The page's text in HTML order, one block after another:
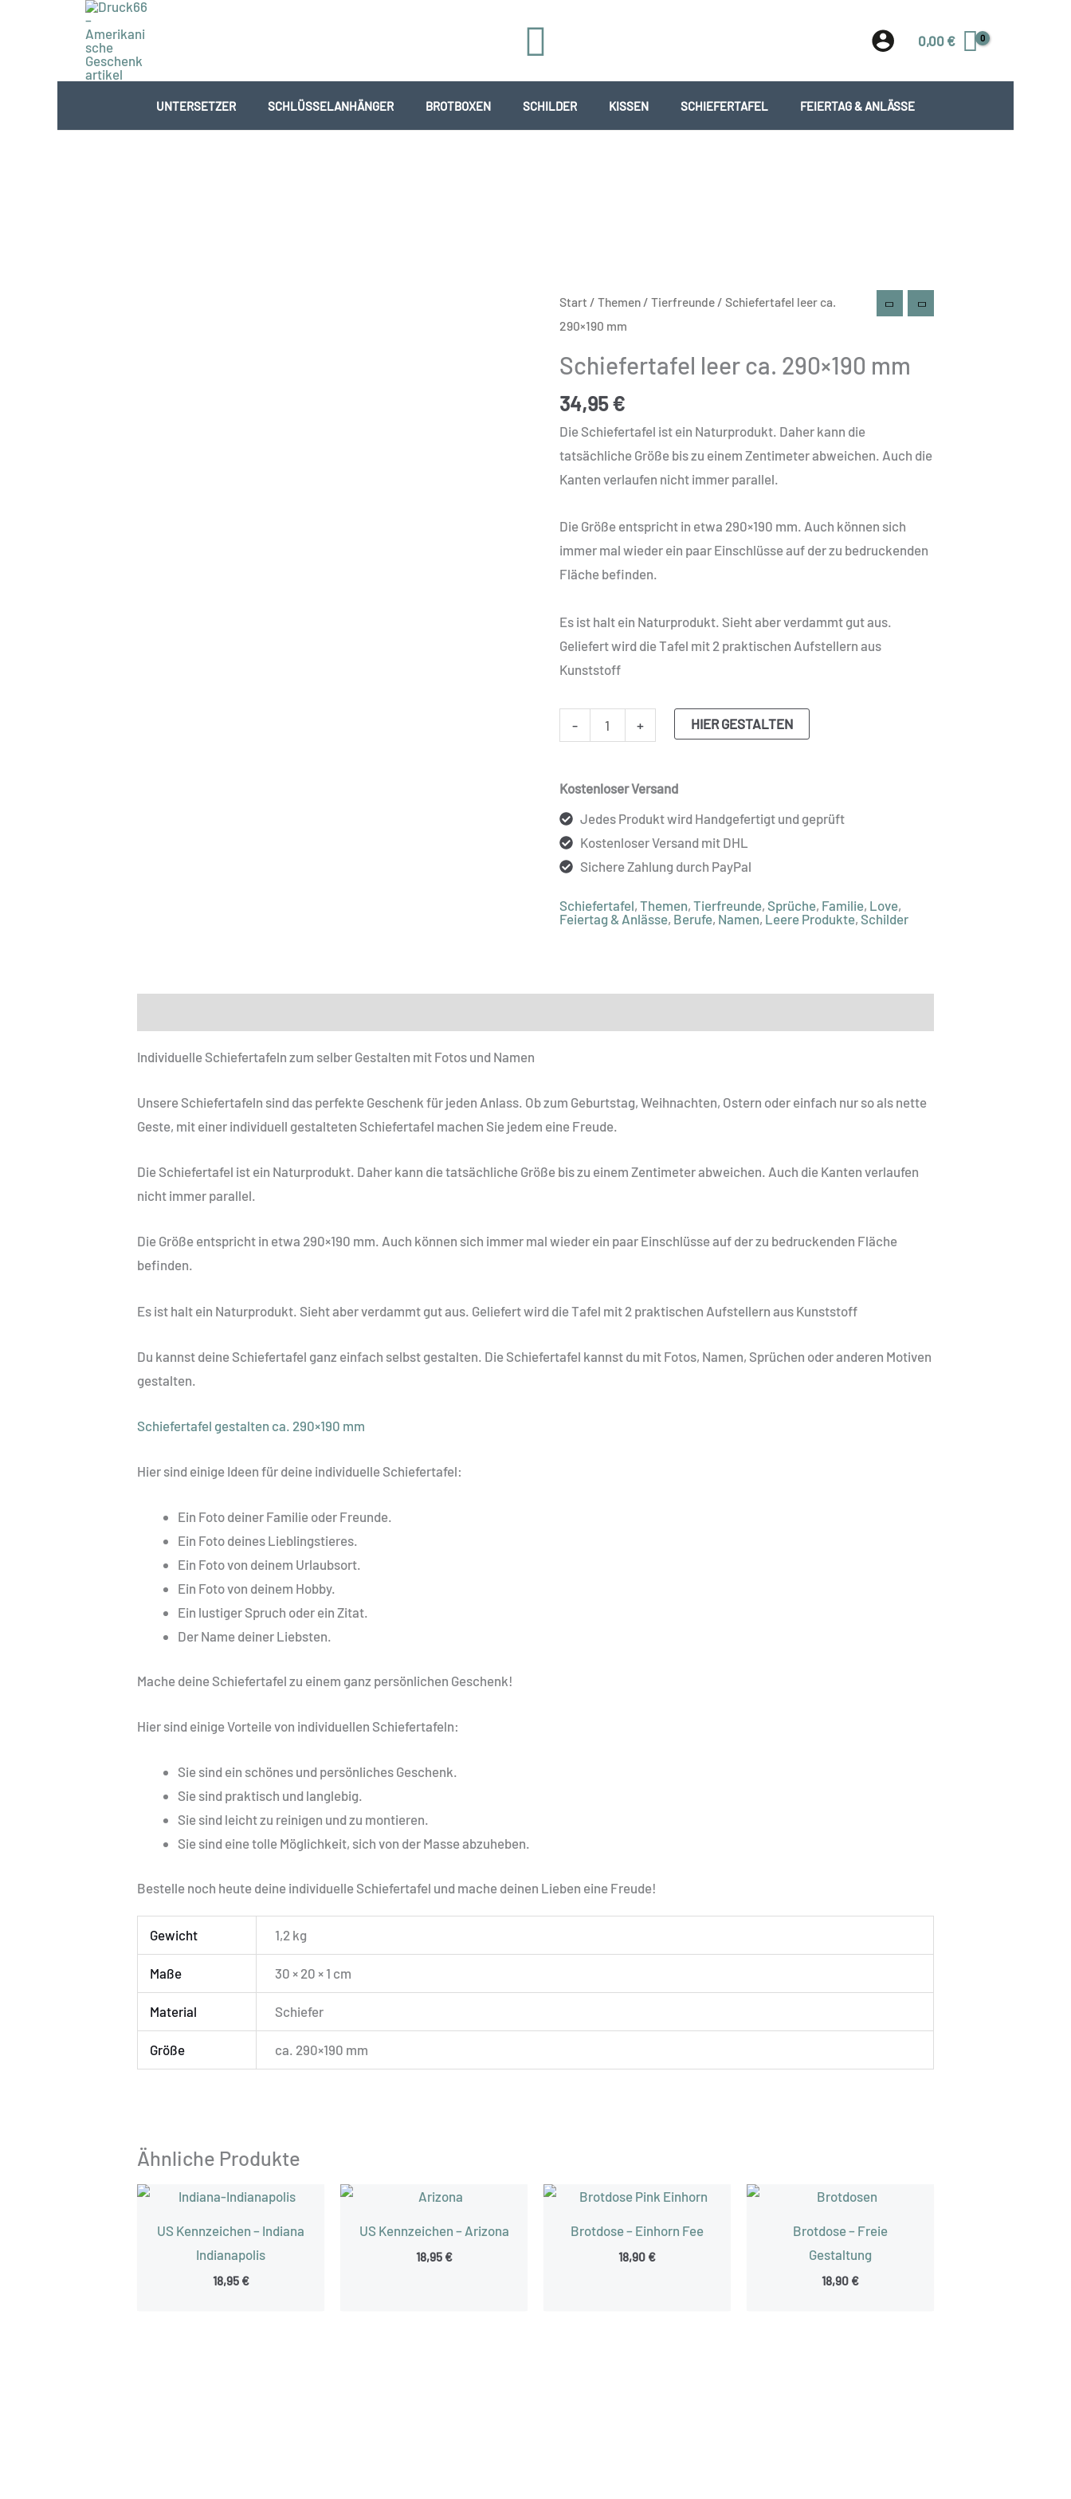
0,00 €
UNTERSETZER SCHLÜSSELANHÄNGER BROTBOXEN SCHILDER KISSEN SCHIEFERTAFEL FEIERTAG & ANLÄSSE
Start / Themen / Tierfreunde / Schiefertafel leer ca.
290×190 mm
Schiefertafel leer ca. 290×190 mm
34,95€
Die Schiefertafel ist ein Naturprodukt. Daher kann die
tatsächliche Größe bis zu einem Zentimeter abweichen. Auch die
Kanten verlaufen nicht immer parallel.
Die Größe entspricht in etwa 290×190 mm. Auch können sich
immer mal wieder ein paar Einschlüsse auf der zu bedruckenden
Fläche befinden.
Es ist halt ein Naturprodukt. Sieht aber verdammt gut aus.
Geliefert wird die Tafel mit 2 praktischen Aufstellern aus
Kunststoff
-
Schiefertafel
leer
290x190
mm
+ HIER GESTALTEN
Kostenloser Versand
Jedes Produkt wird Handgefertigt und geprüft
Kostenloser Versand mit DHL
Sichere Zahlung durch PayPal
Schiefertafel, Themen, Tierfreunde, Sprüche, Familie, Love,
Feiertag & Anlässe, Berufe, Namen, Leere Produkte, Schilder
Individuelle Schiefertafeln zum selber Gestalten mit Fotos und Namen
Unsere Schiefertafeln sind das perfekte Geschenk für jeden Anlass. Ob zum Geburtstag, Weihnachten, Ostern oder einfach nur so als nette
Geste, mit einer individuell gestalteten Schiefertafel machen Sie jedem eine Freude.
Die Schiefertafel ist ein Naturprodukt. Daher kann die tatsächliche Größe bis zu einem Zentimeter abweichen. Auch die Kanten verlaufen
nicht immer parallel.
Die Größe entspricht in etwa 290×190 mm. Auch können sich immer mal wieder ein paar Einschlüsse auf der zu bedruckenden Fläche
befinden.
Es ist halt ein Naturprodukt. Sieht aber verdammt gut aus. Geliefert wird die Tafel mit 2 praktischen Aufstellern aus Kunststoff
Du kannst deine Schiefertafel ganz einfach selbst gestalten. Die Schiefertafel kannst du mit Fotos, Namen, Sprüchen oder anderen Motiven
gestalten.
Schiefertafel gestalten ca. 290×190 mm
Hier sind einige Ideen für deine individuelle Schiefertafel:
Ein Foto deiner Familie oder Freunde.
Ein Foto deines Lieblingstieres.
Ein Foto von deinem Urlaubsort.
Ein Foto von deinem Hobby.
Ein lustiger Spruch oder ein Zitat.
Der Name deiner Liebsten.
Mache deine Schiefertafel zu einem ganz persönlichen Geschenk!
Hier sind einige Vorteile von individuellen Schiefertafeln:
Sie sind ein schönes und persönliches Geschenk.
Sie sind praktisch und langlebig.
Sie sind leicht zu reinigen und zu montieren.
Sie sind eine tolle Möglichkeit, sich von der Masse abzuheben.
Bestelle noch heute deine individuelle Schiefertafel und mache deinen Lieben eine Freude!
Gewicht 1,2 kg
Maße 30 × 20 × 1 cm
Material Schiefer
Größe ca. 290×190 mm
Ähnliche Produkte
US Kennzeichen – Indiana
Indianapolis
18,95 €
US Kennzeichen – Arizona
18,95 €
Brotdose – Einhorn Fee
18,90 €
Brotdose – Freie
Gestaltung
18,90 €